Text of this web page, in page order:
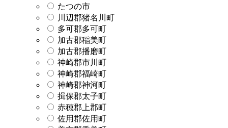
たつの市
川辺郡猪名川町
多可郡多可町
加古郡稲美町
加古郡播磨町
神崎郡市川町
神崎郡福崎町
神崎郡神河町
揖保郡太子町
赤穂郡上郡町
佐用郡佐用町